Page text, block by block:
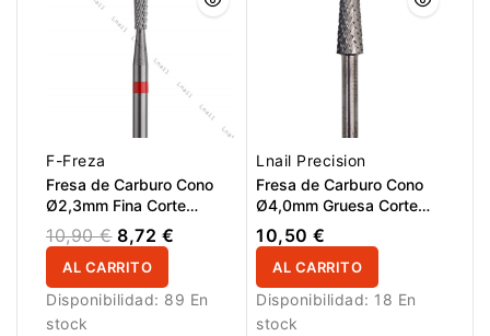
modelado.
retirar capas gruesas de
gel y acrílico con alta
eficiencia y menor
generación de calor.
F-Freza
Fresa de Carburo Cono
Ø2,3mm Fina Corte
Cruzado LT 6,0mm
10,90 € 8,72 €
AL CARRITO
Disponibilidad: 89 En
stock
Lnail Precision
Fresa de Carburo Cono
Ø4,0mm Gruesa Corte
Cruzado LT 12,7mm
10,50 €
AL CARRITO
Disponibilidad: 18 En
stock